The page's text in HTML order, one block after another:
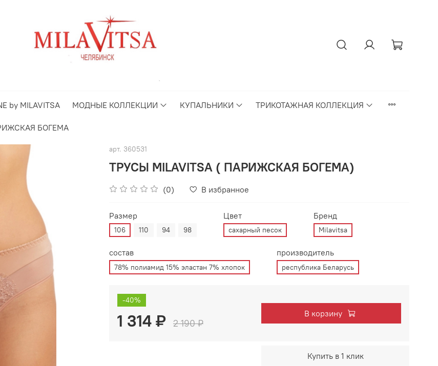
by MILAVITSA МОДНЫЕ КОЛЛЕКЦИИ КУПАЛЬНИКИ ТРИКОТАЖНАЯ КОЛЛЕКЦИЯ
БОГЕМА
арт. 360531
ТРУСЫ MILAVITSA ( ПАРИЖСКАЯ БОГЕМА)
(0) В избранное
Размер
106 110 94 98
Цвет
сахарный песок
Бренд
Milavitsa
состав
78% полиамид 15% эластан 7% хлопок
производитель
республика Беларусь
-40%
1 314 ₽ 2 190 ₽
В корзину
Купить в 1 клик